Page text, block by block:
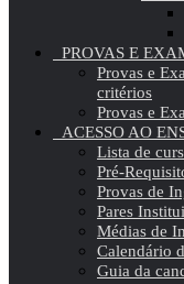
PROVAS E
Provas e
critérios
Provas e
ACESSO AO
Lista de
Pré-
Provas de
Pares
Médias de
Calendário
Guia da